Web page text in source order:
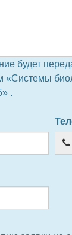
будет
«Системы
.